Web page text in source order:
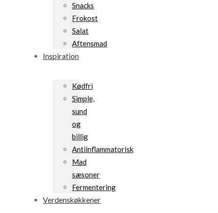
Snacks
Frokost
Salat
Aftensmad
Inspiration
Kødfri
Simple,
sund
og
billig
Antiinflammatorisk
Mad
sæsoner
Fermentering
Verdenskøkkener